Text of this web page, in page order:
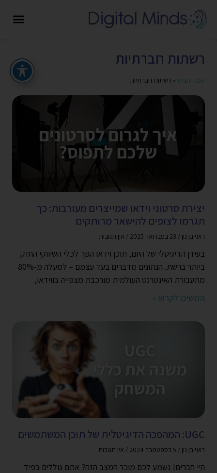
רשתות חברתיות
עמוד הבית » רשתות חברתיות
יצירת סרטוני וידאו שמייצרים מעורבות: כך
תגרמו לצופים להישאר מרותקים
רועי בן נון אין תגובות
בעידן הדיגיטלי של היום, תוכן וידאו הפך לכלי השיווקי החזק
ביותר ברשת. הנתונים מדברים בעד עצמם – למעלה מ-80%
מתעבורת האינטרנט העולמית מורכבת מצפייה בווידאו,
המשיכו לקרוא »
UGC: המהפכה הדיגיטלית של תוכן המשתמשים
רועי בן נון אין תגובות
היי חברים! נשמע לכם מוכר המצב הזה? אתם גוללים בפיד